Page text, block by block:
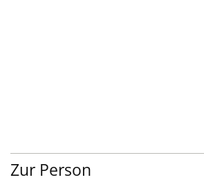
Zur Person